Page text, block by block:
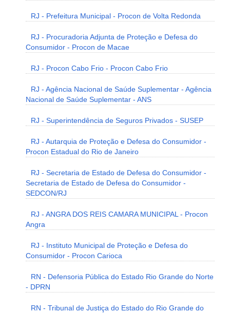
RJ - Prefeitura Municipal - Procon de Volta Redonda
RJ - Procuradoria Adjunta de Proteção e Defesa do
Consumidor - Procon de Macae
RJ - Procon Cabo Frio - Procon Cabo Frio
RJ - Agência Nacional de Saúde Suplementar - Agência
Nacional de Saúde Suplementar - ANS
RJ - Superintendência de Seguros Privados - SUSEP
RJ - Autarquia de Proteção e Defesa do Consumidor -
Procon Estadual do Rio de Janeiro
RJ - Secretaria de Estado de Defesa do Consumidor -
Secretaria de Estado de Defesa do Consumidor -
SEDCON/RJ
RJ - ANGRA DOS REIS CAMARA MUNICIPAL - Procon
Angra
RJ - Instituto Municipal de Proteção e Defesa do
Consumidor - Procon Carioca
RN - Defensoria Pública do Estado Rio Grande do Norte
- DPRN
RN - Tribunal de Justiça do Estado do Rio Grande do